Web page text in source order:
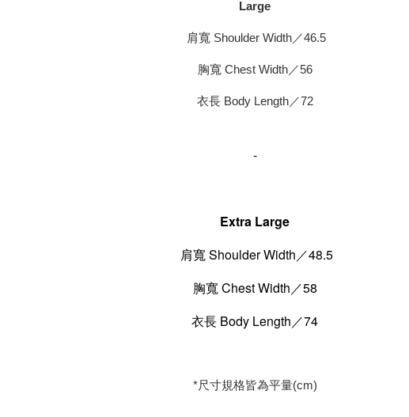
Large
肩寬 Shoulder Width／46.5
胸寬 Chest Width／56
衣長 Body Length／72
-
Extra Large
肩寬 Shoulder Width／48.5
胸寬 Chest Width／58
衣長 Body Length／74
*尺寸規格皆為平量(cm)